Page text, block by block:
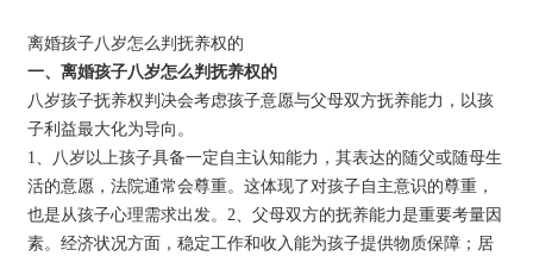
离婚孩子八岁怎么判抚养权的
一、离婚孩子八岁怎么判抚养权的
八岁孩子抚养权判决会考虑孩子意愿与父母双方抚养能力，以孩
子利益最大化为导向。
1、八岁以上孩子具备一定自主认知能力，其表达的随父或随母生
活的意愿，法院通常会尊重。这体现了对孩子自主意识的尊重，
也是从孩子心理需求出发。2、父母双方的抚养能力是重要考量因
素。经济状况方面，稳定工作和收入能为孩子提供物质保障；居